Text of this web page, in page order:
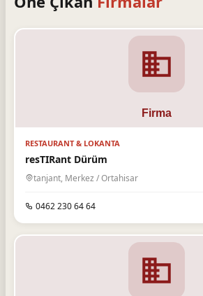
RESTAURANT & LOKANTA
resTIRant Dürüm
tanjant, Merkez / Ortahisar
0462 230 64 64